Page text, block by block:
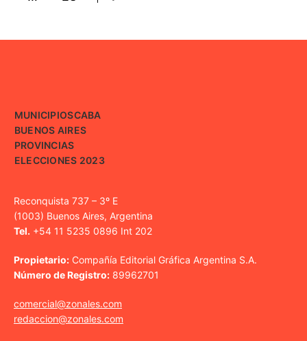
MUNICIPIOSCABA
BUENOS AIRES
PROVINCIAS
ELECCIONES 2023
Reconquista 737 – 3º E
(1003) Buenos Aires, Argentina
Tel. +54 11 5235 0896 Int 202
Propietario: Compañía Editorial Gráfica Argentina S.A.
Número de Registro: 89962701
comercial@zonales.com
redaccion@zonales.com